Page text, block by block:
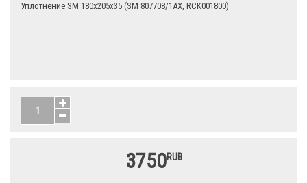
Уплотнение SM 180х205х35 (SM 807708/1AX, RCK001800)
3750RUB